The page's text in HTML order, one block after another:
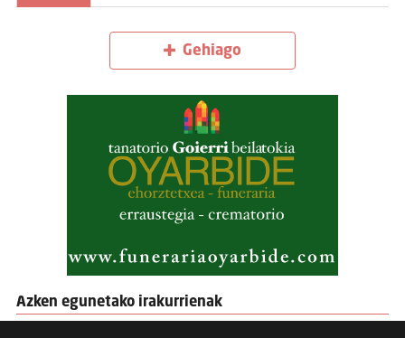
Gehiago
Azken egunetako irakurrienak